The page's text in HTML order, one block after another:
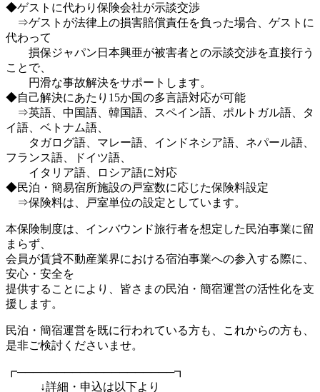
◆ゲストに代わり保険会社が示談交渉
⇒ゲストが法律上の損害賠償責任を負った場合、ゲストに
代わって
損保ジャパン日本興亜が被害者との示談交渉を直接行う
ことで、
円滑な事故解決をサポートします。
◆自己解決にあたり15か国の多言語対応が可能
⇒英語、中国語、韓国語、スペイン語、ポルトガル語、タ
イ語、ベトナム語、
タガログ語、マレー語、インドネシア語、ネパール語、
フランス語、ドイツ語、
イタリア語、ロシア語に対応
◆民泊・簡易宿所施設の戸室数に応じた保険料設定
⇒保険料は、戸室単位の設定としています。
本保険制度は、インバウンド旅行者を想定した民泊事業に留
まらず、
会員が賃貸不動産業界における宿泊事業への参入する際に、
安心・安全を
提供することにより、皆さまの民泊・簡宿運営の活性化を支
援します。
民泊・簡宿運営を既に行われている方も、これからの方も、
是非ご検討くださいませ。
┏────────────────────┓
↓詳細・申込は以下より